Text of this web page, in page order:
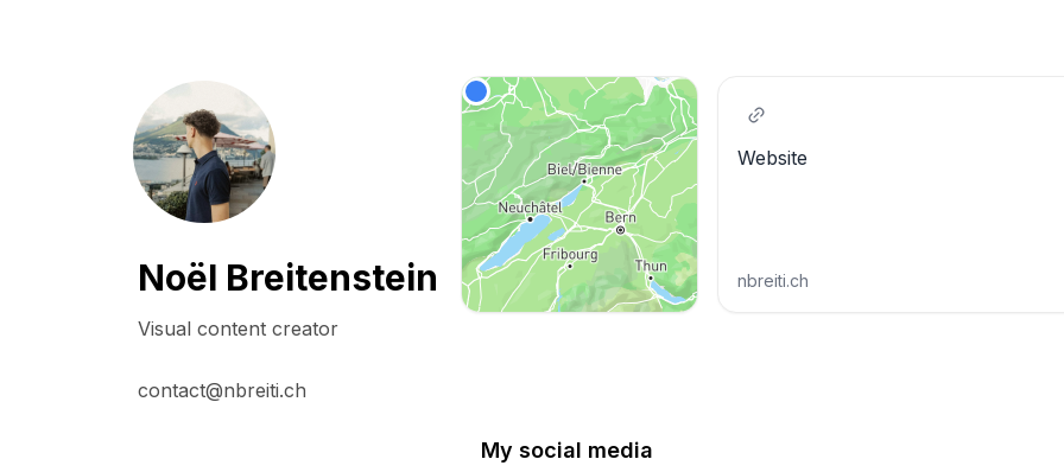
Noël Breitenstein
Visual content creator
contact@nbreiti.ch
Website
nbreiti.ch
My social media